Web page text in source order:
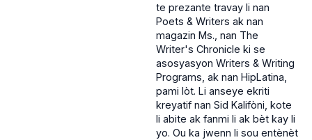
te prezante travay li nan
Poets & Writers ak nan
magazin Ms., nan The
Writer's Chronicle ki se
asosyasyon Writers & Writing
Programs, ak nan HipLatina,
pami lòt. Li anseye ekriti
kreyatif nan Sid Kalifòni, kote
li abite ak fanmi li ak bèt kay li
yo. Ou ka jwenn li sou entènèt